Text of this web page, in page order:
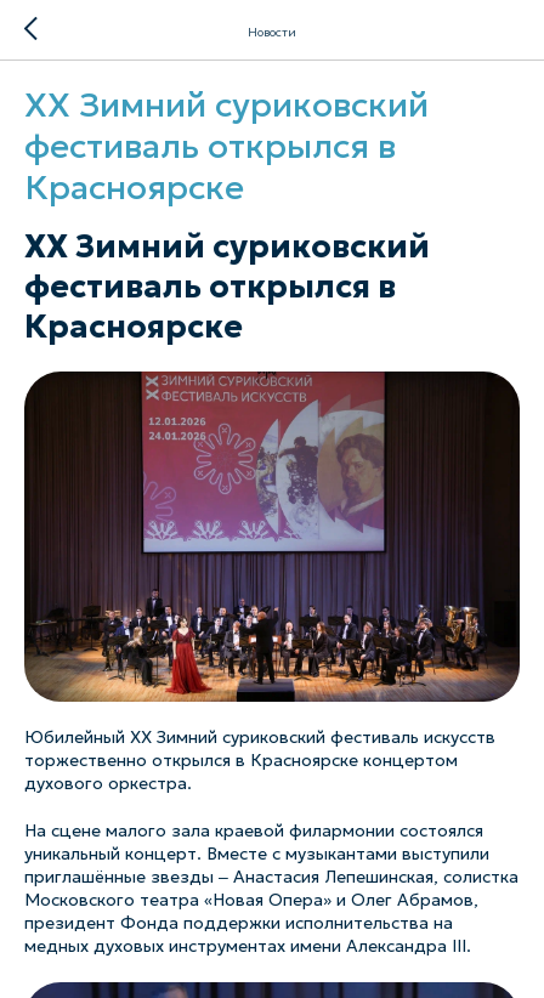
Новости
XX Зимний суриковский
фестиваль открылся в
Красноярске
XX Зимний суриковский
фестиваль открылся в
Красноярске
Юбилейный ХХ Зимний суриковский фестиваль искусств
торжественно открылся в Красноярске концертом
духового оркестра.
На сцене малого зала краевой филармонии состоялся
уникальный концерт. Вместе с музыкантами выступили
приглашённые звезды ‒ Анастасия Лепешинская, солистка
Московского театра «Новая Опера» и Олег Абрамов,
президент Фонда поддержки исполнительства на
медных духовых инструментах имени Александра III.